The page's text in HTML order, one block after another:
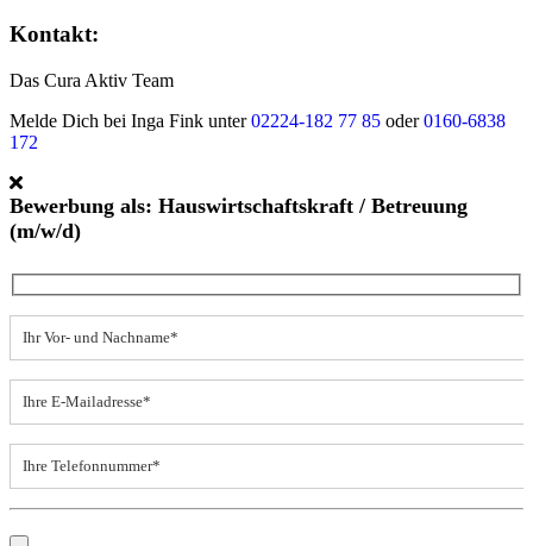
Kontakt:
Das Cura Aktiv Team
Melde Dich bei Inga Fink unter02224-182 77 85 oder0160-6838
172
Bewerbung als: Hauswirtschaftskraft / Betreuung
(m/w/d)